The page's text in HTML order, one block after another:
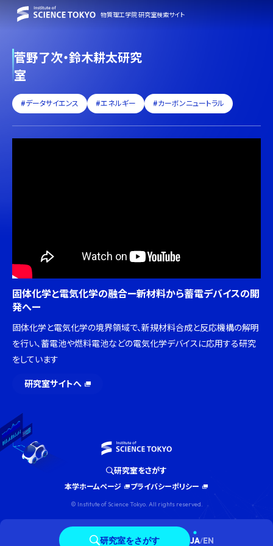
物質理工学院 研究室検索サイト
研究室をさがす JA/EN
菅野了次・鈴木耕太研究
室
#データサイエンス #エネルギー #カーボンニュートラル
固体化学と電気化学の融合ー新材料から蓄電デバイスの開
発へー
固体化学と電気化学の境界領域で、新規材料合成と反応機構の解明
を行い、蓄電池や燃料電池などの電気化学デバイスに応用する研究
をしています
研究室サイトへ
研究室をさがす
本学ホームページ プライバシーポリシー
© Institute of Science Tokyo. All rights reserved.